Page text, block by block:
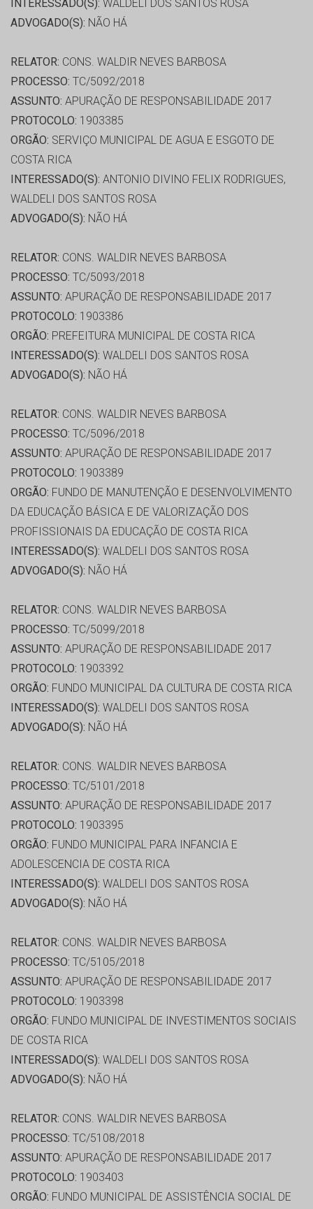
INTERESSADO(S): WALDELI DOS SANTOS ROSA
ADVOGADO(S): NÃO HÁ
RELATOR: CONS. WALDIR NEVES BARBOSA
PROCESSO: TC/5092/2018
ASSUNTO: APURAÇÃO DE RESPONSABILIDADE 2017
PROTOCOLO: 1903385
ORGÃO: SERVIÇO MUNICIPAL DE AGUA E ESGOTO DE
COSTA RICA
INTERESSADO(S): ANTONIO DIVINO FELIX RODRIGUES,
WALDELI DOS SANTOS ROSA
ADVOGADO(S): NÃO HÁ
RELATOR: CONS. WALDIR NEVES BARBOSA
PROCESSO: TC/5093/2018
ASSUNTO: APURAÇÃO DE RESPONSABILIDADE 2017
PROTOCOLO: 1903386
ORGÃO: PREFEITURA MUNICIPAL DE COSTA RICA
INTERESSADO(S): WALDELI DOS SANTOS ROSA
ADVOGADO(S): NÃO HÁ
RELATOR: CONS. WALDIR NEVES BARBOSA
PROCESSO: TC/5096/2018
ASSUNTO: APURAÇÃO DE RESPONSABILIDADE 2017
PROTOCOLO: 1903389
ORGÃO: FUNDO DE MANUTENÇÃO E DESENVOLVIMENTO
DA EDUCAÇÃO BÁSICA E DE VALORIZAÇÃO DOS
PROFISSIONAIS DA EDUCAÇÃO DE COSTA RICA
INTERESSADO(S): WALDELI DOS SANTOS ROSA
ADVOGADO(S): NÃO HÁ
RELATOR: CONS. WALDIR NEVES BARBOSA
PROCESSO: TC/5099/2018
ASSUNTO: APURAÇÃO DE RESPONSABILIDADE 2017
PROTOCOLO: 1903392
ORGÃO: FUNDO MUNICIPAL DA CULTURA DE COSTA RICA
INTERESSADO(S): WALDELI DOS SANTOS ROSA
ADVOGADO(S): NÃO HÁ
RELATOR: CONS. WALDIR NEVES BARBOSA
PROCESSO: TC/5101/2018
ASSUNTO: APURAÇÃO DE RESPONSABILIDADE 2017
PROTOCOLO: 1903395
ORGÃO: FUNDO MUNICIPAL PARA INFANCIA E
ADOLESCENCIA DE COSTA RICA
INTERESSADO(S): WALDELI DOS SANTOS ROSA
ADVOGADO(S): NÃO HÁ
RELATOR: CONS. WALDIR NEVES BARBOSA
PROCESSO: TC/5105/2018
ASSUNTO: APURAÇÃO DE RESPONSABILIDADE 2017
PROTOCOLO: 1903398
ORGÃO: FUNDO MUNICIPAL DE INVESTIMENTOS SOCIAIS
DE COSTA RICA
INTERESSADO(S): WALDELI DOS SANTOS ROSA
ADVOGADO(S): NÃO HÁ
RELATOR: CONS. WALDIR NEVES BARBOSA
PROCESSO: TC/5108/2018
ASSUNTO: APURAÇÃO DE RESPONSABILIDADE 2017
PROTOCOLO: 1903403
ORGÃO: FUNDO MUNICIPAL DE ASSISTÊNCIA SOCIAL DE